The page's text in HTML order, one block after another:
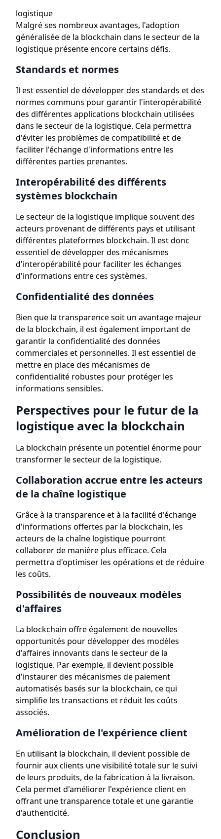
logistique
Malgré ses nombreux avantages, l'adoption
généralisée de la blockchain dans le secteur de la
logistique présente encore certains défis.
Standards et normes
Il est essentiel de développer des standards et des
normes communs pour garantir l'interopérabilité
des différentes applications blockchain utilisées
dans le secteur de la logistique. Cela permettra
d'éviter les problèmes de compatibilité et de
faciliter l'échange d'informations entre les
différentes parties prenantes.
Interopérabilité des différents
systèmes blockchain
Le secteur de la logistique implique souvent des
acteurs provenant de différents pays et utilisant
différentes plateformes blockchain. Il est donc
essentiel de développer des mécanismes
d'interopérabilité pour faciliter les échanges
d'informations entre ces systèmes.
Confidentialité des données
Bien que la transparence soit un avantage majeur
de la blockchain, il est également important de
garantir la confidentialité des données
commerciales et personnelles. Il est essentiel de
mettre en place des mécanismes de
confidentialité robustes pour protéger les
informations sensibles.
Perspectives pour le futur de la
logistique avec la blockchain
La blockchain présente un potentiel énorme pour
transformer le secteur de la logistique.
Collaboration accrue entre les acteurs
de la chaîne logistique
Grâce à la transparence et à la facilité d'échange
d'informations offertes par la blockchain, les
acteurs de la chaîne logistique pourront
collaborer de manière plus efficace. Cela
permettra d'optimiser les opérations et de réduire
les coûts.
Possibilités de nouveaux modèles
d'affaires
La blockchain offre également de nouvelles
opportunités pour développer des modèles
d'affaires innovants dans le secteur de la
logistique. Par exemple, il devient possible
d'instaurer des mécanismes de paiement
automatisés basés sur la blockchain, ce qui
simplifie les transactions et réduit les coûts
associés.
Amélioration de l'expérience client
En utilisant la blockchain, il devient possible de
fournir aux clients une visibilité totale sur le suivi
de leurs produits, de la fabrication à la livraison.
Cela permet d'améliorer l'expérience client en
offrant une transparence totale et une garantie
d'authenticité.
Conclusion